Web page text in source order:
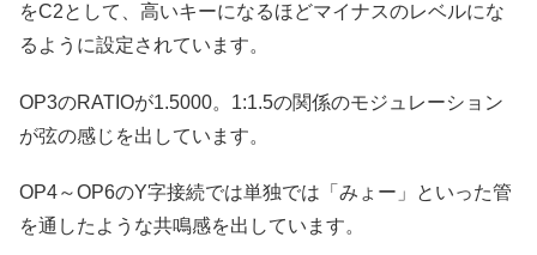
をC2として、高いキーになるほどマイナスのレベルにな
るように設定されています。
OP3のRATIOが1.5000。1:1.5の関係のモジュレーション
が弦の感じを出しています。
OP4～OP6のY字接続では単独では「みょー」といった管
を通したような共鳴感を出しています。